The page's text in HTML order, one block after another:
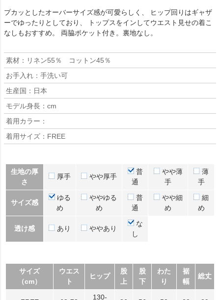
プカッとしたオーバーサイズ感が可愛らしく、 ヒップ回りはギャザ
ーでゆったりとしており、 トップスをインしてウエスト見せの着こ
なしもおすすめ。 両脇ポケット付き。裏地なし。
素材：リネン55％ コットン45％
お手入れ：手洗い可
生産国：日本
モデル身長：cm
着用カラー：
着用サイズ：FREE
生地の厚
さ
厚手 やや厚手
普
通
やや薄
手
薄
手
サイズ感
ゆる
め
ややゆる
め
普
通
やや細
め
細
め
透け感 あり ややあり
な
し
サイズ
（cm）
ウエス
ト
ヒップ
股
上
股
下
わた
り
裾
幅
総丈
130-